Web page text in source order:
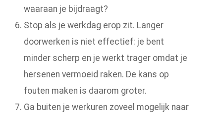
waaraan je bijdraagt?
Stop als je werkdag erop zit. Langer
doorwerken is niet effectief: je bent
minder scherp en je werkt trager omdat je
hersenen vermoeid raken. De kans op
fouten maken is daarom groter.
Ga buiten je werkuren zoveel mogelijk naar